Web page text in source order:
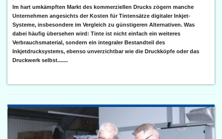
Im hart umkämpften Markt des kommerziellen Drucks zögern manche
Unternehmen angesichts der Kosten für Tintensätze digitaler Inkjet-
Systeme, insbesondere im Vergleich zu günstigeren Alternativen. Was
dabei häufig übersehen wird: Tinte ist nicht einfach ein weiteres
Verbrauchsmaterial, sondern ein integraler Bestandteil des
Inkjetdrucksystems, ebenso unverzichtbar wie die Druckköpfe oder das
Druckwerk selbst.......